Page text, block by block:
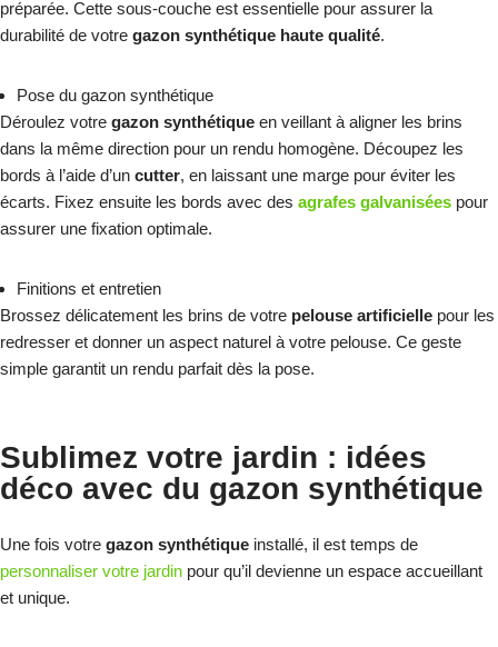
préparée. Cette sous-couche est essentielle pour assurer la
durabilité de votre gazon synthétique haute qualité.
Pose du gazon synthétique
Déroulez votre gazon synthétique en veillant à aligner les brins
dans la même direction pour un rendu homogène. Découpez les
bords à l’aide d’un cutter, en laissant une marge pour éviter les
écarts. Fixez ensuite les bords avec des agrafes galvanisées pour
assurer une fixation optimale.
Finitions et entretien
Brossez délicatement les brins de votre pelouse artificielle pour les
redresser et donner un aspect naturel à votre pelouse. Ce geste
simple garantit un rendu parfait dès la pose.
Sublimez votre jardin : idées
déco avec du gazon synthétique
Une fois votre gazon synthétique installé, il est temps de
personnaliser votre jardin pour qu’il devienne un espace accueillant
et unique.